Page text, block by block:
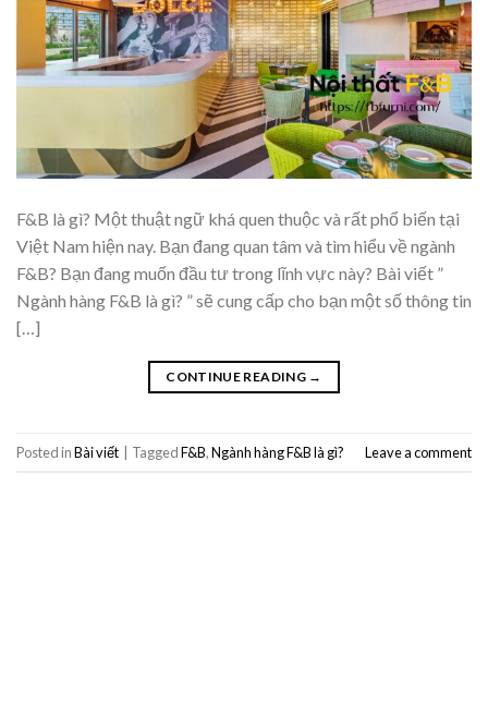
F&B là gì? Một thuật ngữ khá quen thuộc và rất phổ biến tại
Việt Nam hiện nay. Bạn đang quan tâm và tìm hiểu về ngành
F&B? Bạn đang muốn đầu tư trong lĩnh vực này? Bài viết ”
Ngành hàng F&B là gì? ” sẽ cung cấp cho bạn một số thông tin
[…]
CONTINUE READING →
Posted inBài viết TaggedF&B,Ngành hàng F&B là gì? Leave a comment